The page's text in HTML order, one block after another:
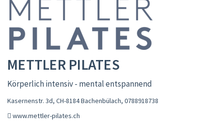
METTLER PILATES
Körperlich intensiv - mental entspannend
Kasernenstr. 3d, CH-8184 Bachenbülach, 0788918738
www.mettler-pilates.ch